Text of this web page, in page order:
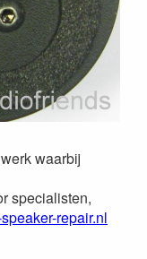
waarbij
specialisten,
repair.nl